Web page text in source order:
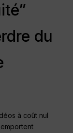
du
à coût nul